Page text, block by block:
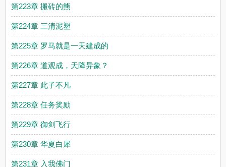
第223章 搬砖的熊
第224章 三清泥塑
第225章 罗马就是一天建成的
第226章 道观成，天降异象？
第227章 此子不凡
第228章 任务奖励
第229章 御剑飞行
第230章 华夏白犀
第231章 入我佛门